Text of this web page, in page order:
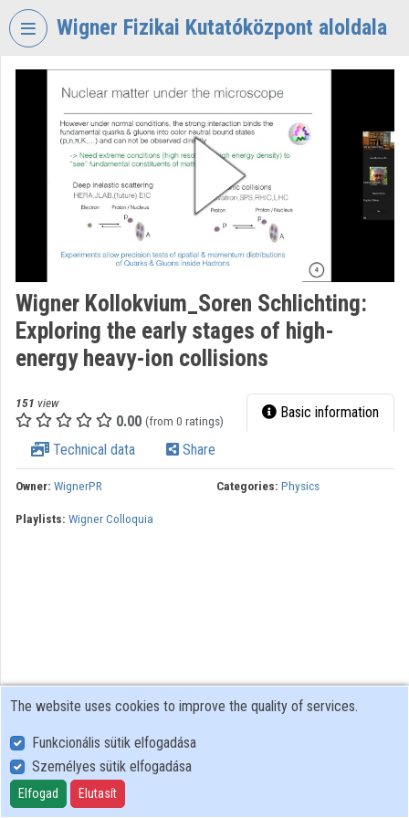
Skip header
Wigner Fizikai Kutatóközpont aloldala
WIGNER
Organization home
Log In
Categories
Organization playlists
Organizations
Contributors
Wigner Kollokvium_Soren Schlichting:
Exploring the early stages of high-
energy heavy-ion collisions
151 view
0.00 (from 0 ratings) Basic information
Technical data Share
Owner: WignerPR Categories: Physics
Playlists: Wigner Colloquia
User Policy
Adatkezelési tájékoztató (en)
Cookie Policy
The website uses cookies to improve the quality of services.
Funkcionális sütik elfogadása
Személyes sütik elfogadása
Elfogad Elutasít